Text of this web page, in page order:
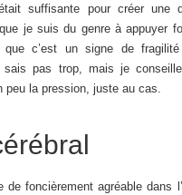
suffisante pour créer une
je suis du genre à appuyer
c’est un signe de
pas trop, mais je
peu la pression, juste au cas.
de foncièrement agréable dans